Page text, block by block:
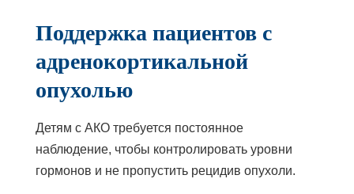
Поддержка пациентов с
адренокортикальной
опухолью
Детям с АКО требуется постоянное
наблюдение, чтобы контролировать уровни
гормонов и не пропустить рецидив опухоли.